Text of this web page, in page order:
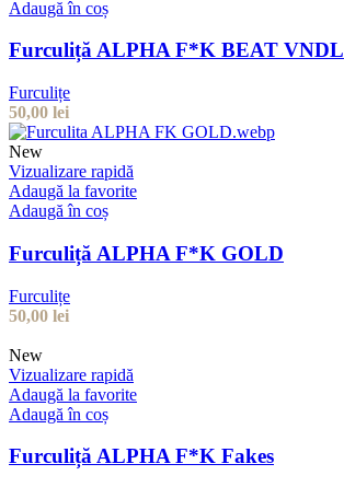
Adaugă în coș
Furculiță ALPHA F*K BEAT VNDL
Furculițe
50,00 lei
New
Vizualizare rapidă
Adaugă la favorite
Adaugă în coș
Furculiță ALPHA F*K GOLD
Furculițe
50,00 lei
New
Vizualizare rapidă
Adaugă la favorite
Adaugă în coș
Furculiță ALPHA F*K Fakes